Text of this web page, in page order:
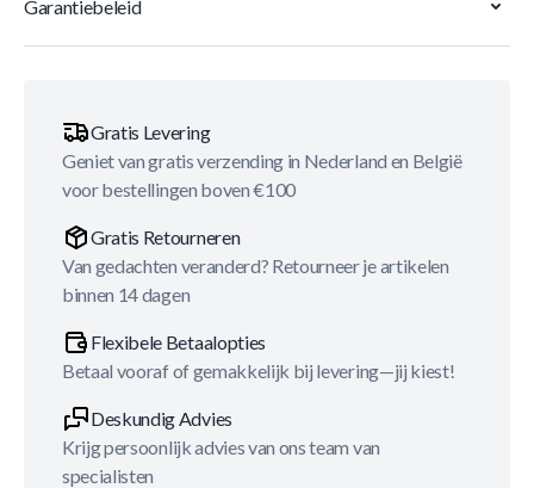
Garantiebeleid
Gratis Levering
Geniet van gratis verzending in Nederland en België
voor bestellingen boven €100
Gratis Retourneren
Van gedachten veranderd? Retourneer je artikelen
binnen 14 dagen
Flexibele Betaalopties
Betaal vooraf of gemakkelijk bij levering—jij kiest!
Deskundig Advies
Krijg persoonlijk advies van ons team van
specialisten